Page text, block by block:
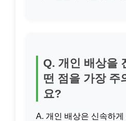
Q. 개인 배상을
떤 점을 가장 주
요?
A. 개인 배상은 신속하